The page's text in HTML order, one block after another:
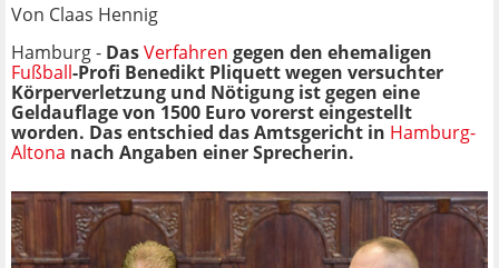
Von Claas Hennig
Hamburg - DasVerfahren gegen den ehemaligen
Fußball-Profi Benedikt Pliquett wegen versuchter
Körperverletzung und Nötigung ist gegen eine
Geldauflage von 1500 Euro vorerst eingestellt
worden. Das entschied das Amtsgericht in Hamburg-
Altona nach Angaben einer Sprecherin.